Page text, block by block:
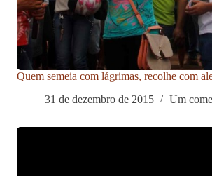
Quem semeia com lágrimas, recolhe com
31 de dezembro de 2015
Um